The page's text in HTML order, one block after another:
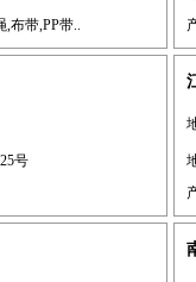
布带,PP带..
号